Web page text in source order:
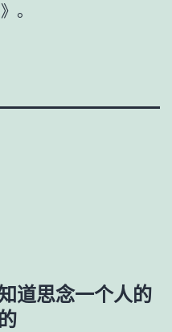
。
道思念一个人的